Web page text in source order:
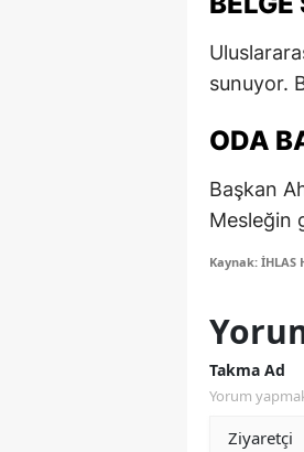
sunuyor.
ODA
Başkan
Mesleğin
Kaynak: İHLAS
Takma Ad
Yorum